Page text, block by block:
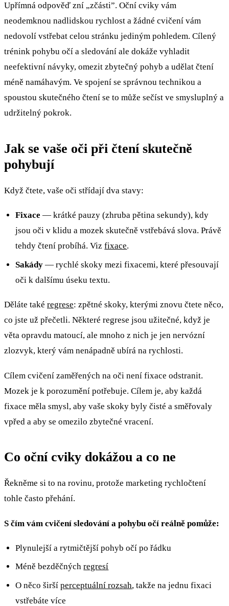
Upřímná odpověď zní „zčásti”. Oční cviky vám
neodemknou nadlidskou rychlost a žádné cvičení vám
nedovolí vstřebat celou stránku jediným pohledem. Cílený
trénink pohybu očí a sledování ale dokáže vyhladit
neefektivní návyky, omezit zbytečný pohyb a udělat čtení
méně namáhavým. Ve spojení se správnou technikou a
spoustou skutečného čtení se to může sečíst ve smysluplný a
udržitelný pokrok.
Jak se vaše oči při čtení skutečně
pohybují
Když čtete, vaše oči střídají dva stavy:
Fixace — krátké pauzy (zhruba pětina sekundy), kdy
jsou oči v klidu a mozek skutečně vstřebává slova. Právě
tehdy čtení probíhá. Vizfixace.
Sakády — rychlé skoky mezi fixacemi, které přesouvají
oči k dalšímu úseku textu.
Děláte také regrese: zpětné skoky, kterými znovu čtete něco,
co jste už přečetli. Některé regrese jsou užitečné, když je
věta opravdu matoucí, ale mnoho z nich je jen nervózní
zlozvyk, který vám nenápadně ubírá na rychlosti.
Cílem cvičení zaměřených na oči není fixace odstranit.
Mozek je k porozumění potřebuje. Cílem je, aby každá
fixace měla smysl, aby vaše skoky byly čisté a směřovaly
vpřed a aby se omezilo zbytečné vracení.
Co oční cviky dokážou a co ne
Řekněme si to na rovinu, protože marketing rychločtení
tohle často přehání.
S čím vám cvičení sledování a pohybu očí reálně pomůže:
Plynulejší a rytmičtější pohyb očí po řádku
Méně bezděčnýchregresí
O něco širšíperceptuální rozsah, takže na jednu fixaci
vstřebáte více